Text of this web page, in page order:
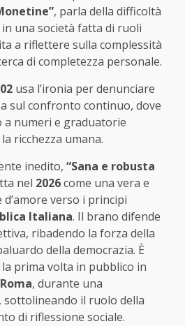
, parla della difficoltà
una società fatta di ruoli
a riflettere sulla complessità
di completezza personale.
usa l’ironia per denunciare
sul confronto continuo, dove
a numeri e graduatorie
ricchezza umana.
inedito, “Sana e robusta
nel 2026come una vera e
verso i principi
Italiana. Il brano difende
ribadendo la forza della
della democrazia. È
prima volta in pubblico in
Roma, durante una
sottolineando il ruolo della
di riflessione sociale.